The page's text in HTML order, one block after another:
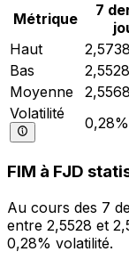
Métrique
7
Haut
2,5738
Bas
2,5528
Moyenne
2,5568
Volatilité
0,28%
FIM à FJD
Au cours des 7
entre 2,5528 et
0,28% volatilité.